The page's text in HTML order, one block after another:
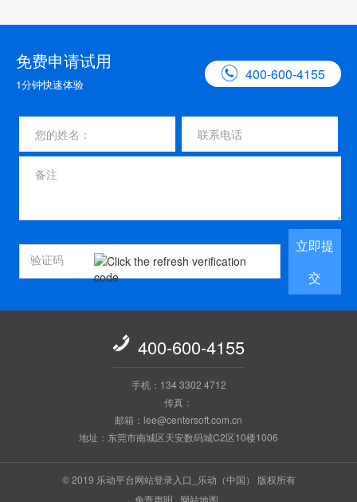
免费申请试用
1分钟快速体验
 400-600-4155
立即提
交
 400-600-4155
手机：134 3302 4712
传真：
邮箱：lee@centersoft.com.cn
地址：东莞市南城区天安数码城C2区10楼1006
© 2019 乐动平台网站登录入口_乐动（中国） 版权所有
免责声明
网站地图